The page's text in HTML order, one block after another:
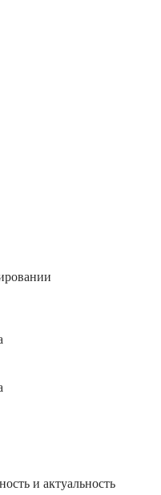
и актуальность